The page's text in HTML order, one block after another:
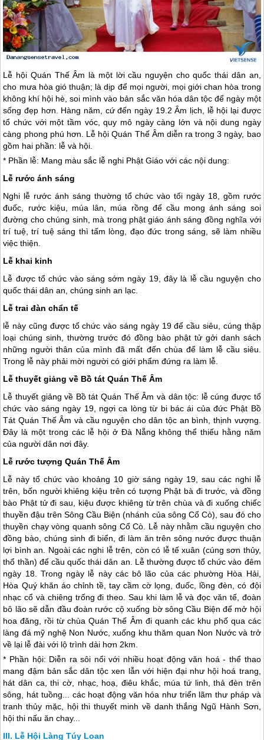
Lễ hội Quán Thế Âm là một lời cầu nguyện cho quốc thái dân an,
cho mưa hòa gió thuận; là dịp để mọi người, mọi giới chan hòa trong
không khí hội hè, soi mình vào bản sắc văn hóa dân tộc để ngày một
sống đẹp hơn. Hàng năm, cứ đến ngày 19.2 Âm lịch, lễ hội lại được
tổ chức với một tầm vóc, quy mô ngày càng lớn và nội dung ngày
càng phong phú hơn. Lễ hội Quán Thế Âm diễn ra trong 3 ngày, bao
gồm hai phần: lễ và hội.
* Phần lễ: Mang màu sắc lễ nghi Phật Giáo với các nội dung:
Lễ rước ánh sáng
Nghi lễ rước ánh sáng thường tổ chức vào tối ngày 18, gồm rước
đuốc, rước kiệu, múa lân, múa rồng để cầu mong ánh sáng soi
đường cho chúng sinh, mà trong phật giáo ánh sáng đồng nghĩa với
trí tuệ, trí tuệ sáng thì tấm lòng, đạo đức trong sáng, sẽ làm nhiều
việc thiện.
Lễ khai kinh
Lễ được tổ chức vào sáng sớm ngày 19, đây là lễ cầu nguyện cho
quốc thái dân an, chúng sinh an lạc.
Lễ trai đàn chẩn tế
lễ này cũng được tổ chức vào sáng ngày 19 để cầu siêu, cúng thập
loại chúng sinh, thường trước đó đồng bào phật tử gởi danh sách
những người thân của mình đã mất đến chùa để làm lễ cầu siêu.
Trong lễ này phải mời người có giới phẩm đứng ra làm lễ.
Lễ thuyết giảng về Bồ tát Quán Thế Âm
Lễ thuyết giảng về Bồ tát Quán Thế Âm và dân tộc: lễ cúng được tổ
chức vào sáng ngày 19, ngợi ca lòng từ bi bác ái của đức Phật Bồ
Tát Quán Thế Âm và cầu nguyện cho dân tộc an bình, thịnh vượng.
Đây là một trong các lễ hội ở Đà Nẵng không thể thiếu hằng năm
của người dân nơi đây.
Lễ rước tượng Quán Thế Âm
Lễ này tổ chức vào khoảng 10 giờ sáng ngày 19, sau các nghi lễ
trên, bốn người khiêng kiệu trên có tượng Phật bà đi trước, và đồng
bào Phật tử đi sau, kiệu được khiêng từ trên chùa và đi xuống chiếc
thuyền đậu trên Sông Cầu Biện (nhánh của sông Cổ Cò), sau đó cho
thuyền chạy vòng quanh sông Cổ Cò. Lễ này nhằm cầu nguyện cho
đồng bào, chúng sinh đi biển, đi làm ăn trên sông nước được thuận
lợi bình an. Ngoài các nghi lễ trên, còn có lễ tế xuân (cúng sơn thủy,
thổ thần) để cầu quốc thái dân an. Lễ thường được tổ chức vào đêm
ngày 18. Trong ngày lễ này các bô lão của các phường Hòa Hải,
Hòa Quý khăn áo chỉnh tề, tay cầm cờ lọng, đuốc, lồng đèn, có đội
nhạc cổ và chiêng trống đi theo. Sau khi làm lễ và đọc văn tế, đoàn
bô lão sẽ dẫn đầu đoàn rước cộ xuống bờ sông Cầu Biện để mở hội
hoa đăng, rồi từ chùa Quán Thế Âm đi quanh các khu phố qua các
làng đá mỹ nghệ Non Nước, xuống khu thăm quan Non Nước và trở
về lại lễ đài với lộ trình dài hơn 2km.
* Phần hội: Diễn ra sôi nổi với nhiều hoạt động văn hoá - thể thao
mang đậm bản sắc dân tộc xen lẫn với hiện đại như hội hoá trang,
hát dân ca, thi cờ, nhạc, hoạ, điêu khắc, múa tứ linh, thả đèn trên
sông, hát tuồng... các hoạt động văn hóa như triển lãm thư pháp và
tranh thủy mặc, hội thi thuyết minh về danh thắng Ngũ Hành Sơn,
hội thi nấu ăn chay...
Lễ Hội Làng Túy Loan